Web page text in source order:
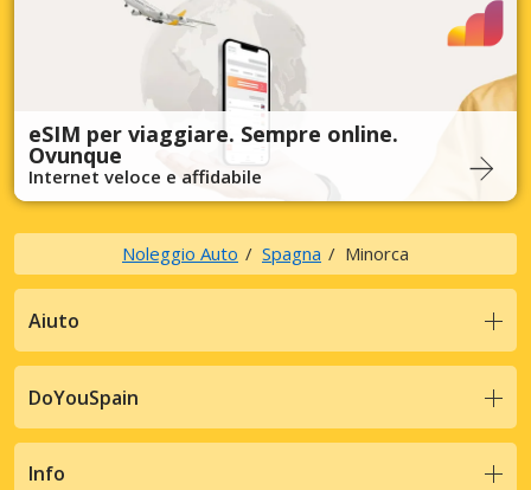
eSIM per viaggiare. Sempre online.
Ovunque
Internet veloce e affidabile
Noleggio Auto Spagna Minorca
Aiuto
DoYouSpain
Info